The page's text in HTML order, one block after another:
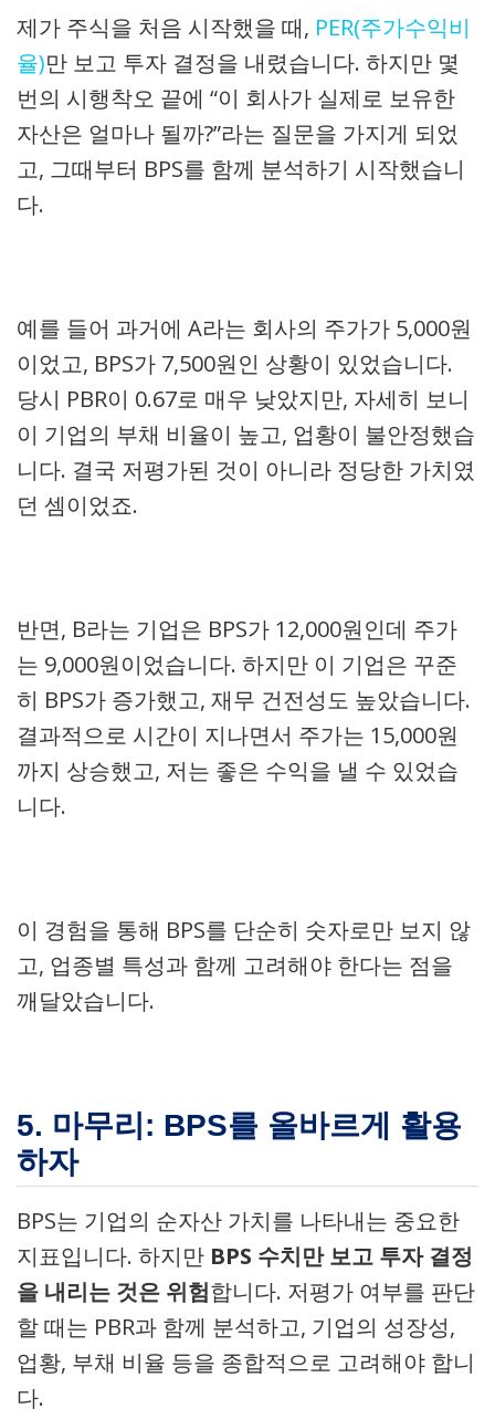
제가 주식을 처음 시작했을 때, PER(주가수익비
율)만 보고 투자 결정을 내렸습니다. 하지만 몇
번의 시행착오 끝에 “이 회사가 실제로 보유한
자산은 얼마나 될까?”라는 질문을 가지게 되었
고, 그때부터 BPS를 함께 분석하기 시작했습니
다.
예를 들어 과거에 A라는 회사의 주가가 5,000원
이었고, BPS가 7,500원인 상황이 있었습니다.
당시 PBR이 0.67로 매우 낮았지만, 자세히 보니
이 기업의 부채 비율이 높고, 업황이 불안정했습
니다. 결국 저평가된 것이 아니라 정당한 가치였
던 셈이었죠.
반면, B라는 기업은 BPS가 12,000원인데 주가
는 9,000원이었습니다. 하지만 이 기업은 꾸준
히 BPS가 증가했고, 재무 건전성도 높았습니다.
결과적으로 시간이 지나면서 주가는 15,000원
까지 상승했고, 저는 좋은 수익을 낼 수 있었습
니다.
이 경험을 통해 BPS를 단순히 숫자로만 보지 않
고, 업종별 특성과 함께 고려해야 한다는 점을
깨달았습니다.
5. 마무리: BPS를 올바르게 활용
하자
BPS는 기업의 순자산 가치를 나타내는 중요한
지표입니다. 하지만 BPS 수치만 보고 투자 결정
을 내리는 것은 위험합니다. 저평가 여부를 판단
할 때는 PBR과 함께 분석하고, 기업의 성장성,
업황, 부채 비율 등을 종합적으로 고려해야 합니
다.